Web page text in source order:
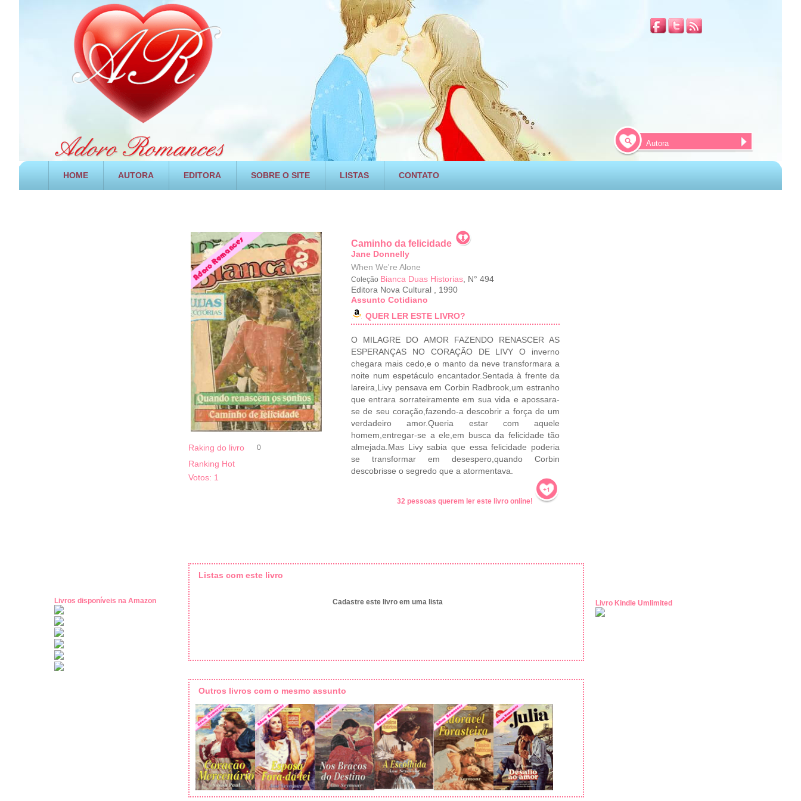
HOME AUTORA EDITORA SOBRE O SITE LISTAS CONTATO
Livros disponíveis na Amazon
Raking do livro 0
Ranking Hot
Votos: 1
Caminho da felicidade
Jane Donnelly
When We're Alone
Coleção Bianca Duas Historias , N° 494
Editora Nova Cultural
1990
Assunto Cotidiano
QUER LER ESTE LIVRO?
O MILAGRE DO AMOR FAZENDO RENASCER AS
ESPERANÇAS NO CORAÇÃO DE LIVY O inverno
chegara mais cedo,e o manto da neve transformara a
noite num espetáculo encantador.Sentada à frente da
lareira,Livy pensava em Corbin Radbrook,um estranho
que entrara sorrateiramente em sua vida e apossara-
se de seu coração,fazendo-a descobrir a força de um
verdadeiro amor.Queria estar com aquele
homem,entregar-se a ele,em busca da felicidade tão
almejada.Mas Livy sabia que essa felicidade poderia
se transformar em desespero,quando Corbin
descobrisse o segredo que a atormentava.
32 pessoas querem ler este livro online!
Livro Kindle Umlimited
Listas com este livro
Cadastre este livro em uma lista
Outros livros com o mesmo assunto